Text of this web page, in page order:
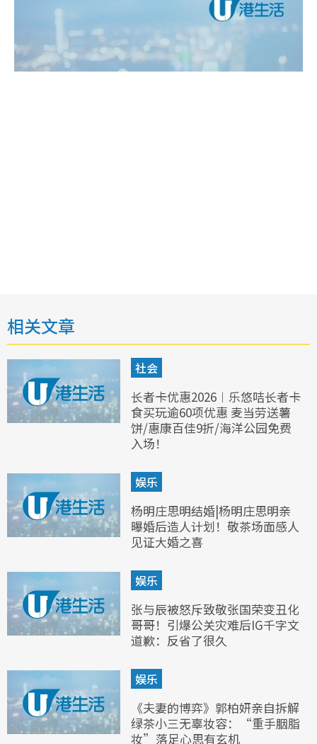
相关文章
社会
长者卡优惠2026︱乐悠咭长者卡
食买玩逾60项优惠 麦当劳送薯
饼/惠康百佳9折/海洋公园免费
入场！
娱乐
杨明庄思明结婚|杨明庄思明亲
曝婚后造人计划！敬茶场面感人
见证大婚之喜
娱乐
张与辰被怒斥致敬张国荣变丑化
哥哥！引爆公关灾难后IG千字文
道歉：反省了很久
娱乐
《夫妻的博弈》郭柏妍亲自拆解
绿茶小三无辜妆容：“重手胭脂
妆”落足心思有玄机